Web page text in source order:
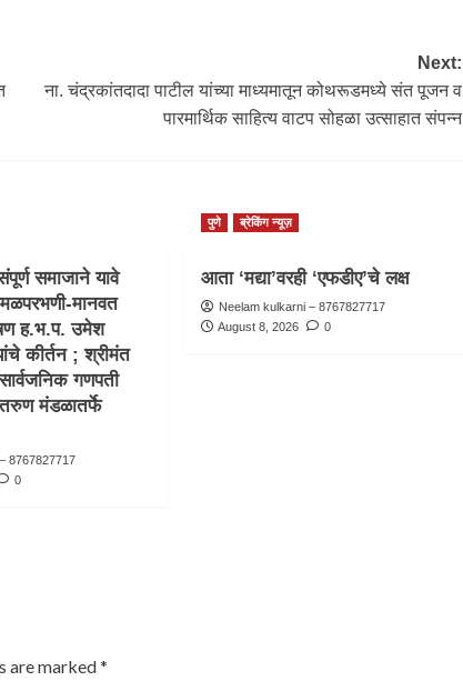
Next:
ना. चंद्रकांतदादा पाटील यांच्या माध्यमातून कोथरूडमध्ये संत पूजन व
पारमार्थिक साहित्य वाटप सोहळा उत्साहात संपन्न
समाजाने यावे
मानवत
ह.भ.प. उमेश
कीर्तन ; श्रीमंत
गणपती
मंडळातर्फे
8767827717
0
पुणे ब्रेकिंग न्यूज़
आता ‘मद्या’वरही ‘एफडीए’चे लक्ष
Neelam kulkarni – 8767827717
August 8, 2026
0
are marked*